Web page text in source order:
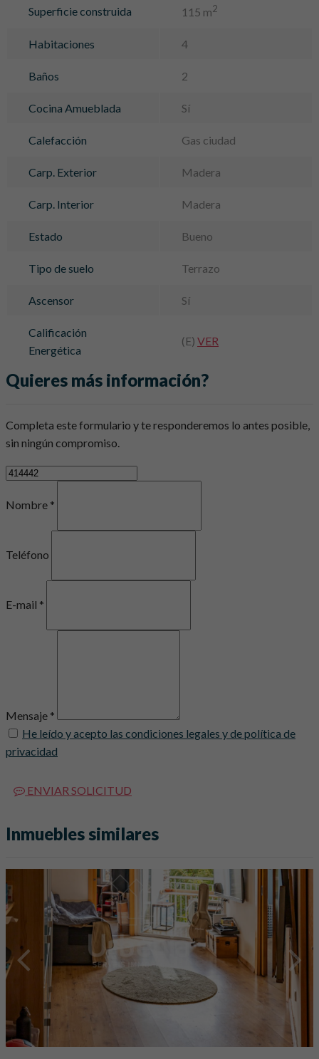
Superficie construida 115 m2
Habitaciones 4
Baños 2
Cocina Amueblada Sí
Calefacción Gas ciudad
Carp. Exterior Madera
Carp. Interior Madera
Estado Bueno
Tipo de suelo Terrazo
Ascensor Sí
Calificación
Energética
(E) VER
Quieres más información?
Completa este formulario y te responderemos lo antes posible,
sin ningún compromiso.
Nombre *
Teléfono
E-mail *
Mensaje *
He leído y acepto las condiciones legales y de política de
privacidad
ENVIAR SOLICITUD
Inmuebles similares